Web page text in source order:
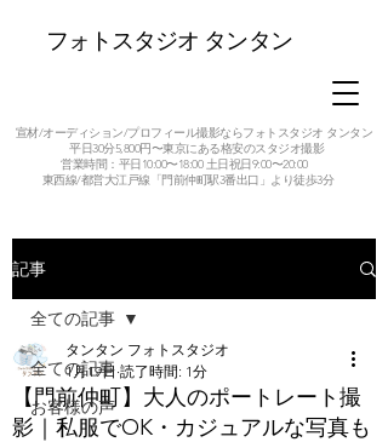
フォトスタジオ タンタン
宣材/オーディション/プロフィール撮影ならフォトスタジオ タンタン
平日30分5,800円〜東京にある格安のスタジオ撮影
営業時間：平日10:00〜18:00 土日祝日9:00〜20:00
東西線/都営大江戸線「門前仲町駅3番出口」より徒歩3分
記事
全ての記事
お客様の声
全ての記事
【門前仲町】大人のポートレート撮
影｜私服でOK・カジュアルな写真も
タンタン フォトスタジオ
1月19日 読了時間: 1分